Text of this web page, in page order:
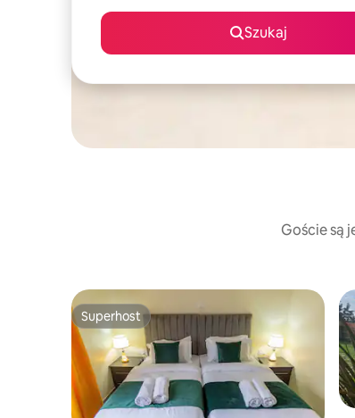
Szukaj
Goście są
Superhost
Superhost